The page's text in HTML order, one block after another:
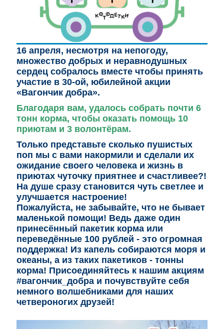
16 апреля, несмотря на непогоду,
множество добрых и неравнодушных
сердец собралось вместе чтобы принять
участие в 30-ой, юбилейной акции
«Вагончик добра».
Благодаря вам, удалось собрать почти 6
тонн корма, чтобы оказать помощь 10
приютам и 3 волонтёрам.
Только представьте сколько пушистых
поп мы с вами накормили и сделали их
ожидание своего человека и жизнь в
приютах чуточку приятнее и счастливее?!
На душе сразу становится чуть светлее и
улучшается настроение!
Пожалуйста, не забывайте, что не бывает
маленькой помощи! Ведь даже один
принесённый пакетик корма или
переведённые 100 рублей - это огромная
поддержка! Из капель собираются моря и
океаны, а из таких пакетиков - тонны
корма! Присоединяйтесь к нашим акциям
#вагончик_добра и почувствуйте себя
немного волшебниками для наших
четвероногих друзей!